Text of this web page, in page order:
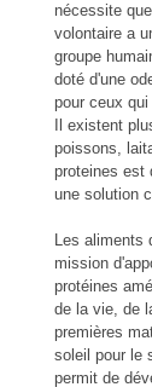
nécessite
volontaire a
groupe
doté d'une
pour ceux qui
Il existent
poissons,
proteines est
une solution
Les aliments
mission
protéines
de la vie, de
premières
soleil pour le
permit de